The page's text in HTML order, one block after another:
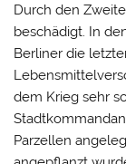
Durch den
beschädigt. In
Berliner die
dem Krieg sehr
Parzellen